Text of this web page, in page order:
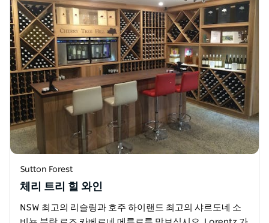
Sutton Forest
체리 트리 힐 와인
NSW 최고의 리슬링과 호주 하이랜드 최고의 샤르도네 소